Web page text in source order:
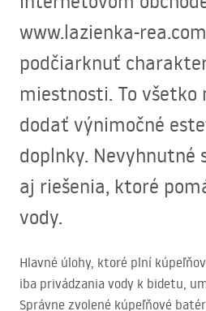
www.lazienka-
podčiarknuť
miestnosti. To všetko
dodať výnimočné
doplnky. Nevyhnutné
aj riešenia, ktoré
vody.
Hlavné úlohy, ktoré plní
iba privádzania vody k bidetu,
Správne zvolené kúpeľňové